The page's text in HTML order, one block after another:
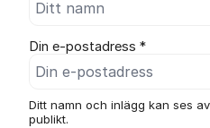
Din e-postadress *
Ditt namn och inlägg kan ses
publikt.